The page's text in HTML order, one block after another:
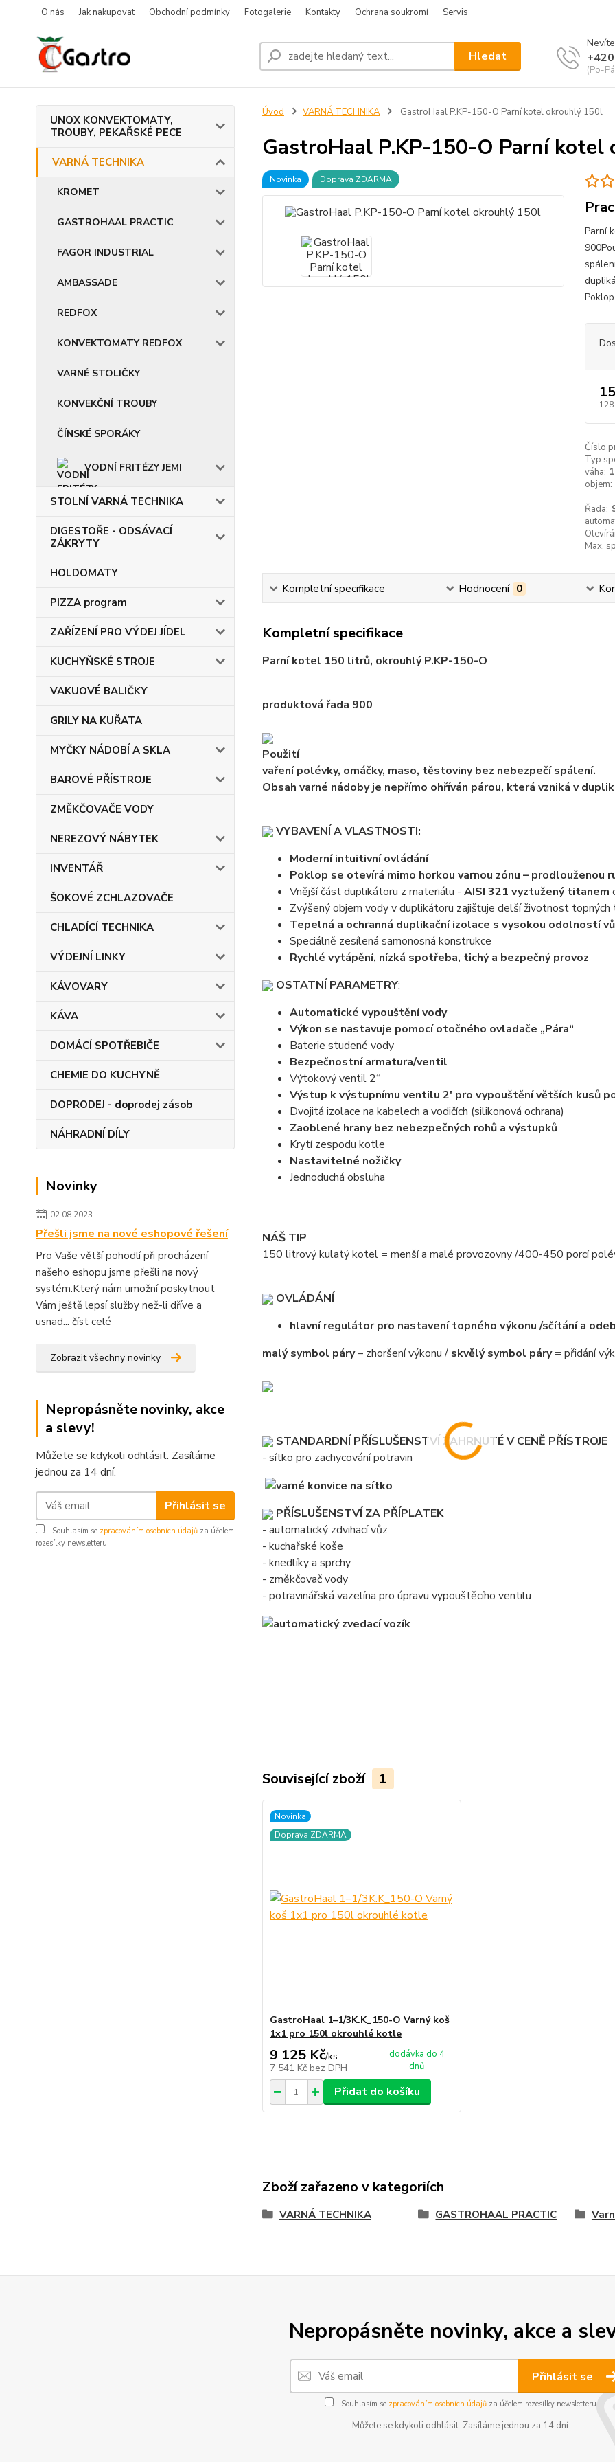
O nás Jak nakupovat Obchodní podmínky Fotogalerie Kontakty Ochrana soukromí Servis
Hledat
(Po-
UNOX KONVEKTOMATY,
TROUBY, PEKAŘSKÉ PECE
VARNÁ TECHNIKA
KROMET
GASTROHAAL PRACTIC
FAGOR INDUSTRIAL
AMBASSADE
REDFOX
KONVEKTOMATY REDFOX
VARNÉ STOLIČKY
KONVEKČNÍ TROUBY
ČÍNSKÉ SPORÁKY
VODNÍ FRITÉZY JEMI
STOLNÍ VARNÁ TECHNIKA
DIGESTOŘE - ODSÁVACÍ
ZÁKRYTY
HOLDOMATY
PIZZA program
ZAŘÍZENÍ PRO VÝDEJ JÍDEL
KUCHYŇSKÉ STROJE
VAKUOVÉ BALIČKY
GRILY NA KUŘATA
MYČKY NÁDOBÍ A SKLA
BAROVÉ PŘÍSTROJE
ZMĚKČOVAČE VODY
NEREZOVÝ NÁBYTEK
INVENTÁŘ
ŠOKOVÉ ZCHLAZOVAČE
CHLADÍCÍ TECHNIKA
VÝDEJNÍ LINKY
KÁVOVARY
KÁVA
DOMÁCÍ SPOTŘEBIČE
CHEMIE DO KUCHYNĚ
DOPRODEJ - doprodej zásob
NÁHRADNÍ DÍLY
Novinky
02.08.2023
Přešli jsme na nové eshopové řešení
Pro Vaše větší pohodlí při procházení
našeho eshopu jsme přešli na nový
systém.Který nám umožní poskytnout
Vám ještě lepsí služby než-li dříve a
usnad... číst celé
Zobrazit všechny novinky
Nepropásněte novinky, akce
a slevy!
Můžete se kdykoli odhlásit. Zasíláme
jednou za 14 dní.
Přihlásit se
Souhlasím se zpracováním osobních údajů za účelem
rozesílky newsletteru.
Úvod VARNÁ TECHNIKA GastroHaal P.KP-150-O Parní kotel okrouhlý 150l
GastroHaal P.KP-150-O Parní
Novinka Doprava ZDARMA
Parní
Číslo
Typ
váha:
objem:
Řada:
Max.
Kompletní specifikace Hodnocení 0
Kompletní specifikace
Parní kotel 150 litrů, okrouhlý P.KP-150-O
produktová řada 900
Použití
vaření polévky, omáčky, maso, těstoviny bez nebezpečí spálení.
Obsah varné nádoby je nepřímo ohříván párou, která vzniká v
VYBAVENÍ A VLASTNOSTI:
Moderní intuitivní ovládání
Poklop se otevírá mimo horkou varnou zónu – prodlouženou
Vnější část duplikátoru z materiálu - AISI 321 vyztužený titanem
Zvýšený objem vody v duplikátoru zajišťuje delší životnost topných
Tepelná a ochranná duplikační izolace s vysokou odolností
Speciálně zesílená samonosná konstrukce
Rychlé vytápění, nízká spotřeba, tichý a bezpečný provoz
OSTATNÍ PARAMETRY:
Automatické vypouštění vody
Výkon se nastavuje pomocí otočného ovladače „Pára“
Baterie studené vody
Bezpečnostní armatura/ventil
Výtokový ventil 2“
Výstup k výstupnímu ventilu 2' pro vypouštění větších kusů
Dvojitá izolace na kabelech a vodičích (silikonová ochrana)
Zaoblené hrany bez nebezpečných rohů a výstupků
Krytí zespodu kotle
Nastavitelné nožičky
Jednoduchá obsluha
NÁŠ TIP
150 litrový kulatý kotel = menší a malé provozovny /400-450 porcí
OVLÁDÁNÍ
hlavní regulátor pro nastavení topného výkonu /sčítání a
malý symbol páry– zhoršení výkonu / skvělý symbol páry= přidání
STANDARDNÍ PŘÍSLUŠENSTVÍ ZAHRNUTÉ V CENĚ PŘÍSTROJE
- sítko pro zachycování potravin
PŘÍSLUŠENSTVÍ ZA PŘÍPLATEK
- automatický zdvihací vůz
- kuchařské koše
- knedlíky a sprchy
- změkčovač vody
- potravinářská vazelína pro úpravu vypouštěcího ventilu
Související zboží 1
Novinka
Doprava ZDARMA
GastroHaal 1–1/3K.K_150-O Varný koš
1x1 pro 150l okrouhlé kotle
9 125 Kč/ks
7 541 Kč bez DPH
dodávka do 4
dnů
Přidat do košíku
Zboží zařazeno v kategoriích
VARNÁ TECHNIKA GASTROHAAL PRACTIC
Nepropásněte novinky, akce a
Přihlásit se
Souhlasím se zpracováním osobních údajůza účelem rozesílky newsletteru.
Můžete se kdykoli odhlásit. Zasíláme jednou za 14 dní.